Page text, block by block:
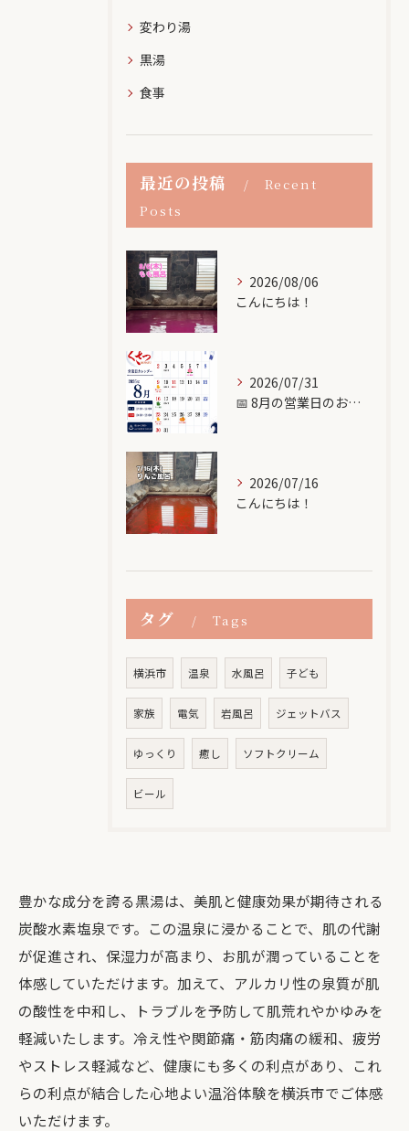
変わり湯
黒湯
食事
最近の投稿
Recent
Posts
2026/08/06
こんにちは！
2026/07/31
📅 8月の営業日のお知らせ♨️
2026/07/16
こんにちは！
タグ Tags
横浜市 温泉 水風呂 子ども
家族 電気 岩風呂 ジェットバス
ゆっくり 癒し ソフトクリーム
ビール
豊かな成分を誇る黒湯は、美肌と健康効果が期待される
炭酸水素塩泉です。この温泉に浸かることで、肌の代謝
が促進され、保湿力が高まり、お肌が潤っていることを
体感していただけます。加えて、アルカリ性の泉質が肌
の酸性を中和し、トラブルを予防して肌荒れやかゆみを
軽減いたします。冷え性や関節痛・筋肉痛の緩和、疲労
やストレス軽減など、健康にも多くの利点があり、これ
らの利点が結合した心地よい温浴体験を横浜市でご体感
いただけます。